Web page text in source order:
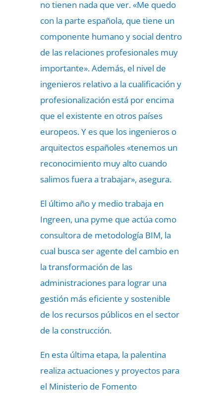
no tienen nada que ver. «Me quedo
con la parte española, que tiene un
componente humano y social dentro
de las relaciones profesionales muy
importante». Además, el nivel de
ingenieros relativo a la cualificación y
profesionalización está por encima
que el existente en otros países
europeos. Y es que los ingenieros o
arquitectos españoles «tenemos un
reconocimiento muy alto cuando
salimos fuera a trabajar», asegura.
El último año y medio trabaja en
Ingreen, una pyme que actúa como
consultora de metodología BIM, la
cual busca ser agente del cambio en
la transformación de las
administraciones para lograr una
gestión más eficiente y sostenible
de los recursos públicos en el sector
de la construcción.
En esta última etapa, la palentina
realiza actuaciones y proyectos para
el Ministerio de Fomento